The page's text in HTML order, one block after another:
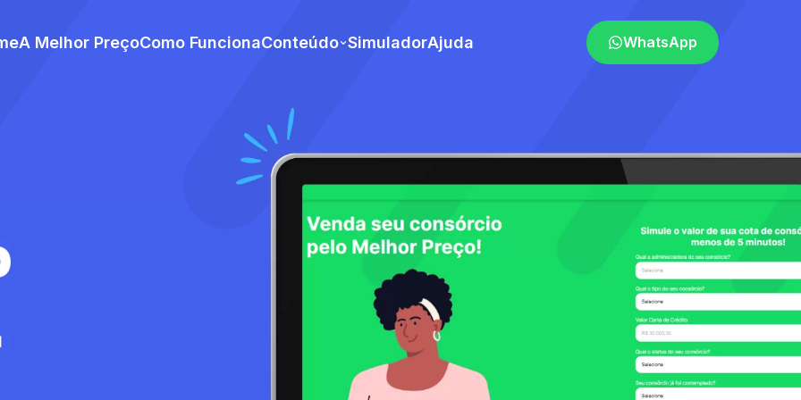
A Melhor PreçoComo FuncionaConteúdo SimuladorAjuda WhatsApp